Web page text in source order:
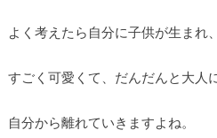
よく考えたら自分に子供が生まれ、
すごく可愛くて、だんだんと大人
自分から離れていきますよね。